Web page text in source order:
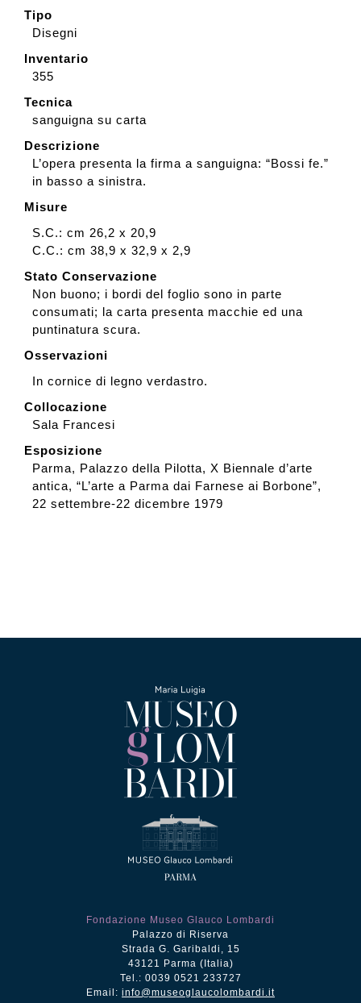
English
Tipo
Disegni
Inventario
355
Tecnica
sanguigna su carta
Descrizione
L’opera presenta la firma a sanguigna: “Bossi fe.”
in basso a sinistra.
Misure
S.C.: cm 26,2 x 20,9
C.C.: cm 38,9 x 32,9 x 2,9
Stato Conservazione
Non buono; i bordi del foglio sono in parte
consumati; la carta presenta macchie ed una
puntinatura scura.
Osservazioni
In cornice di legno verdastro.
Collocazione
Sala Francesi
Esposizione
Parma, Palazzo della Pilotta, X Biennale d’arte
antica, “L’arte a Parma dai Farnese ai Borbone”,
22 settembre-22 dicembre 1979
Fondazione Museo Glauco Lombardi
Palazzo di Riserva
Strada G. Garibaldi, 15
43121 Parma (Italia)
Tel.: 0039 0521 233727
Email: info@museoglaucolombardi.it